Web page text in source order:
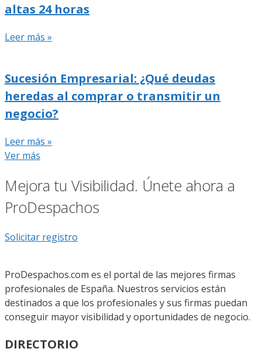
altas 24 horas
Leer más »
Sucesión Empresarial: ¿Qué deudas
heredas al comprar o transmitir un
negocio?
Leer más »
Ver más
Mejora tu Visibilidad. Únete ahora a
ProDespachos
Solicitar registro
ProDespachos.com es el portal de las mejores firmas
profesionales de España. Nuestros servicios están
destinados a que los profesionales y sus firmas puedan
conseguir mayor visibilidad y oportunidades de negocio.
DIRECTORIO